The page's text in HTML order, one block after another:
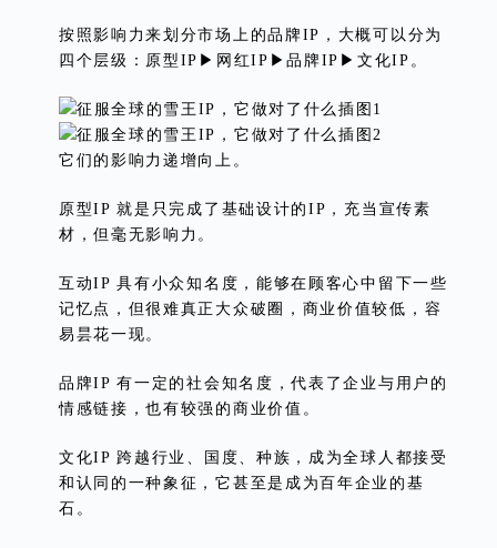
按照影响力来划分市场上的品牌IP，大概可以分为
四个层级：原型IP▶网红IP▶品牌IP▶文化IP。
它们的影响力递增向上。
原型IP 就是只完成了基础设计的IP，充当宣传素
材，但毫无影响力。
互动IP 具有小众知名度，能够在顾客心中留下一些
记忆点，但很难真正大众破圈，商业价值较低，容
易昙花一现。
品牌IP 有一定的社会知名度，代表了企业与用户的
情感链接，也有较强的商业价值。
文化IP 跨越行业、国度、种族，成为全球人都接受
和认同的一种象征，它甚至是成为百年企业的基
石。